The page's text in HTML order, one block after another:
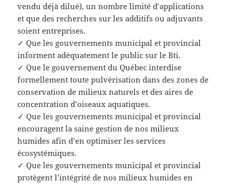
vendu déjà dilué), un nombre limité d’applications
et que des recherches sur les additifs ou adjuvants
soient entreprises.
✓ Que les gouvernements municipal et provincial
informent adéquatement le public sur le Bti.
✓ Que le gouvernement du Québec interdise
formellement toute pulvérisation dans des zones de
conservation de milieux naturels et des aires de
concentration d’oiseaux aquatiques.
✓ Que les gouvernements municipal et provincial
encouragent la saine gestion de nos milieux
humides afin d’en optimiser les services
écosystémiques.
✓ Que les gouvernements municipal et provincial
protègent l’intégrité de nos milieux humides en